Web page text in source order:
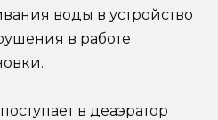
воды в устройство
в работе
в деаэратор